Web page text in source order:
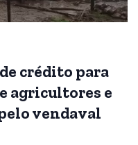
crédito para
agricultores e
vendaval